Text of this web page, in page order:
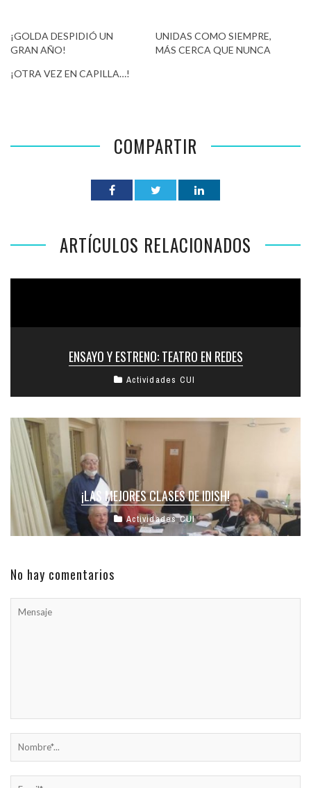
¡GOLDA DESPIDIÓ UN
GRAN AÑO!
UNIDAS COMO SIEMPRE,
MÁS CERCA QUE NUNCA
¡OTRA VEZ EN CAPILLA…!
COMPARTIR
ARTÍCULOS RELACIONADOS
ENSAYO Y ESTRENO: TEATRO EN REDES
Actividades CUI
¡LAS MEJORES CLASES DE IDISH!
Actividades CUI
No hay comentarios